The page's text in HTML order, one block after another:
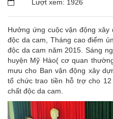
Lượt xem: 1926
Hưởng ứng cuộc vận động
độc da cam, Tháng cao điểm
độc da cam năm 2015. Sáng
huyện Mỹ Hào( cơ quan
mưu cho Ban vận động xây
tổ chức trao tiền hỗ trợ cho
chất độc da cam.